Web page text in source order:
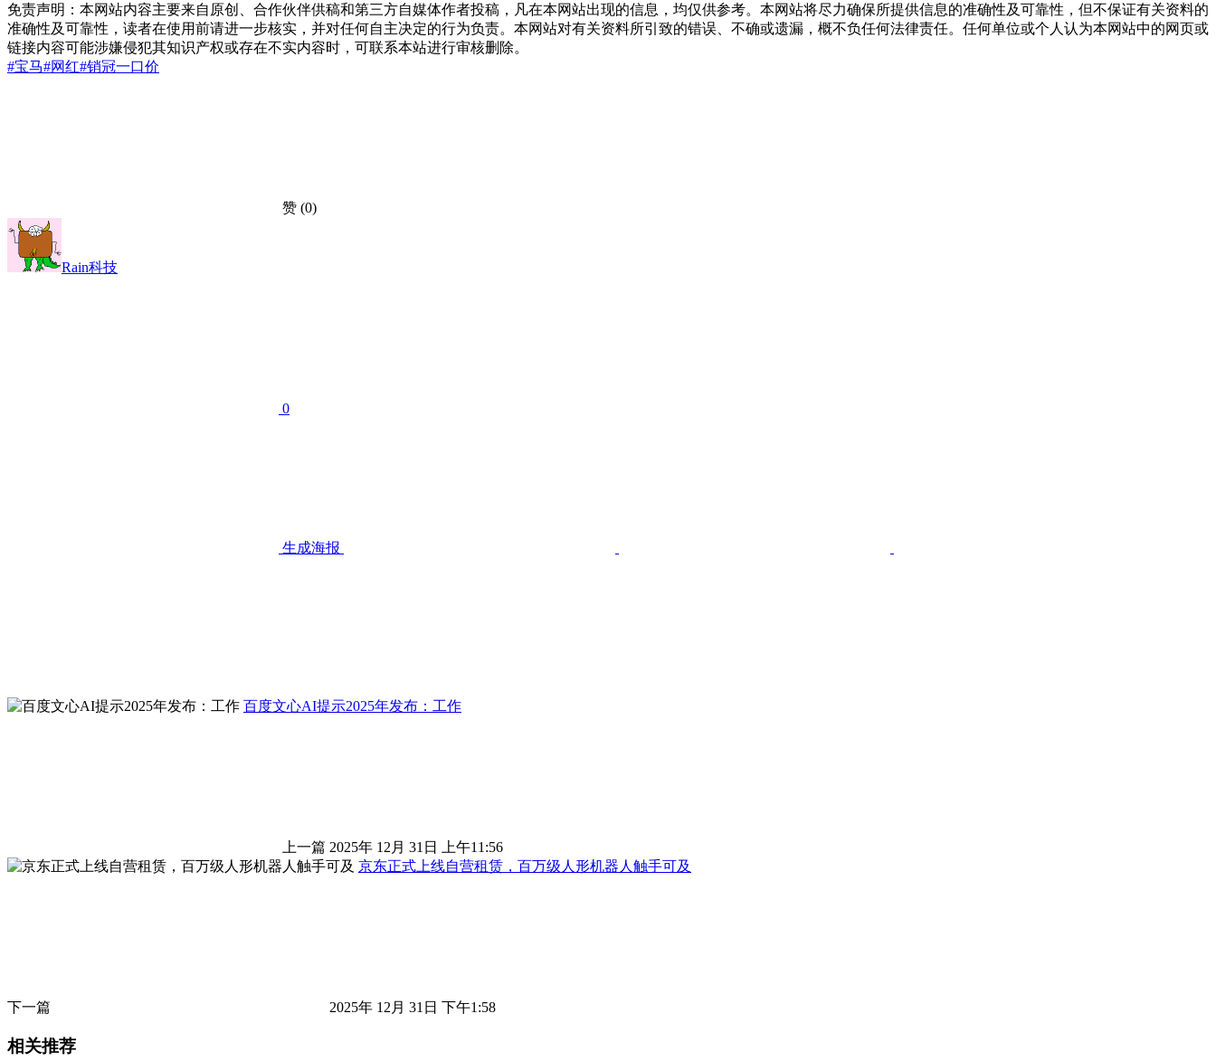
免责声明：本网站内容主要来自原创、合作伙伴供稿和第三方自媒体作者投稿，凡在本网站出现的信息，均仅供参考。本网站将尽力确保所提供信息的准确性及可靠性，但不保证有关资料的
准确性及可靠性，读者在使用前请进一步核实，并对任何自主决定的行为负责。本网站对有关资料所引致的错误、不确或遗漏，概不负任何法律责任。任何单位或个人认为本网站中的网页或
链接内容可能涉嫌侵犯其知识产权或存在不实内容时，可联系本站进行审核删除。
#宝马#网红#销冠一口价
赞 (0)
Rain科技
0
生成海报
百度文心AI提示2025年发布：工作
上一篇 2025年 12月 31日 上午11:56
京东正式上线自营租赁，百万级人形机器人触手可及
下一篇 2025年 12月 31日 下午1:58
相关推荐